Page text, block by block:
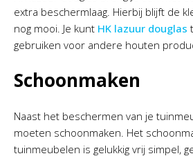
extra beschermlaag. Hierbij blijft de
nog mooi. Je kunt HK lazuur douglas
gebruiken voor andere houten
Schoonmaken
Naast het beschermen van je
moeten schoonmaken. Het
tuinmeubelen is gelukkig vrij simpel,